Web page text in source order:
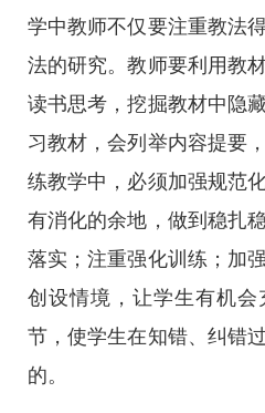
学中教师不仅要注重教法
法的研究。教师要利用教
读书思考，挖掘教材中隐
习教材，会列举内容提要
练教学中，必须加强规范
有消化的余地，做到稳扎
落实；注重强化训练；加
创设情境，让学生有机
节，使学生在知错、纠错
的。